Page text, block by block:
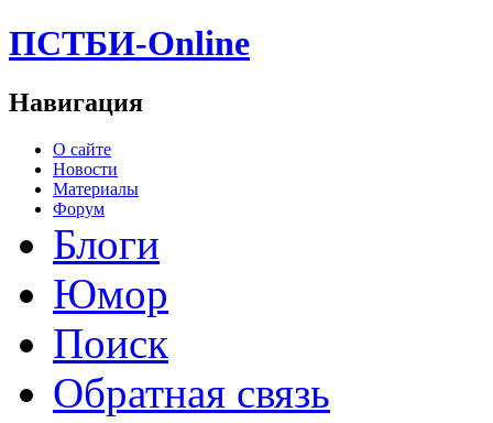
ПСТБИ-Online
Навигация
О сайте
Новости
Материалы
Форум
Блоги
Юмор
Поиск
Обратная связь